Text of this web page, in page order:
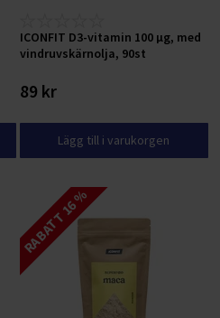
ICONFIT D3-vitamin 100 μg, med
vindruvskärnolja, 90st
89 kr
Lägg till i varukorgen
RABATT 16 %